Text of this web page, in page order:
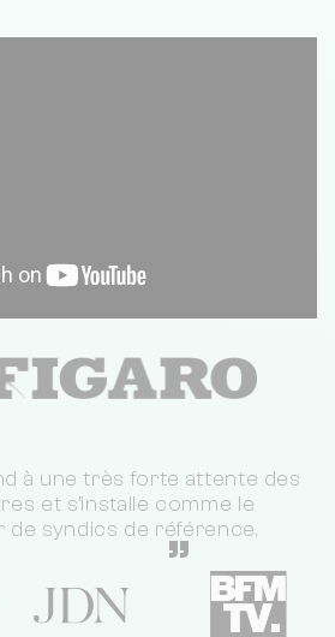
à une très forte attente des
et s'installe comme le
de syndics de référence.
”